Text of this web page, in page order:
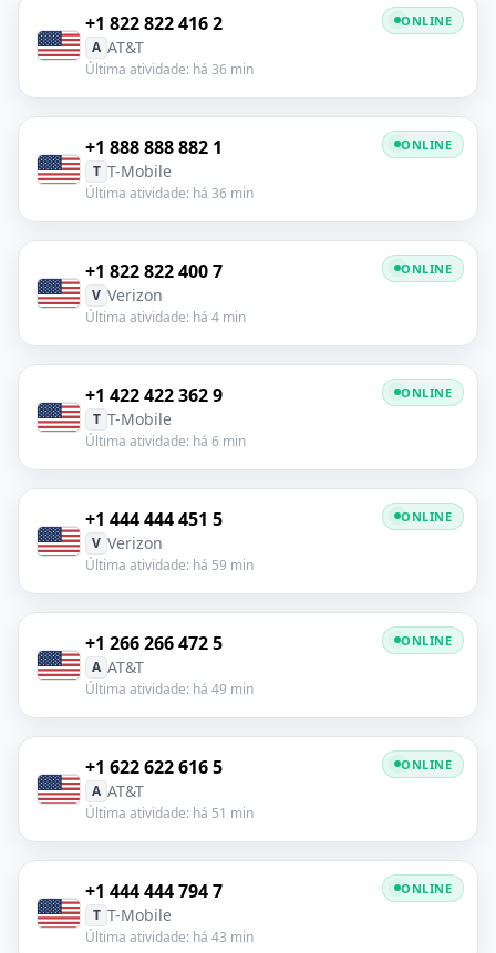
+1 822 822 416 2
A AT&T
Última atividade: há 36 min
ONLINE
+1 888 888 882 1
T T-Mobile
Última atividade: há 36 min
ONLINE
+1 822 822 400 7
V Verizon
Última atividade: há 4 min
ONLINE
+1 422 422 362 9
T T-Mobile
Última atividade: há 6 min
ONLINE
+1 444 444 451 5
V Verizon
Última atividade: há 59 min
ONLINE
+1 266 266 472 5
A AT&T
Última atividade: há 49 min
ONLINE
+1 622 622 616 5
A AT&T
Última atividade: há 51 min
ONLINE
+1 444 444 794 7
T T-Mobile
Última atividade: há 43 min
ONLINE